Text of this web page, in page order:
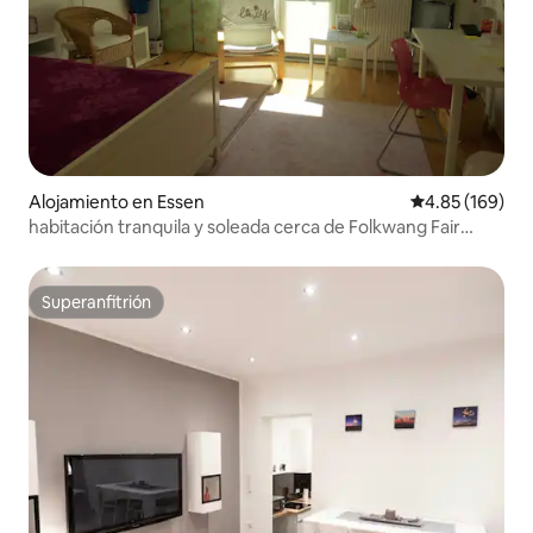
Alojamiento en Essen Calificación
4.85 (169)
habitación tranquila y soleada cerca de Folkwang Fair
Superanfitrión
Superanfitrión